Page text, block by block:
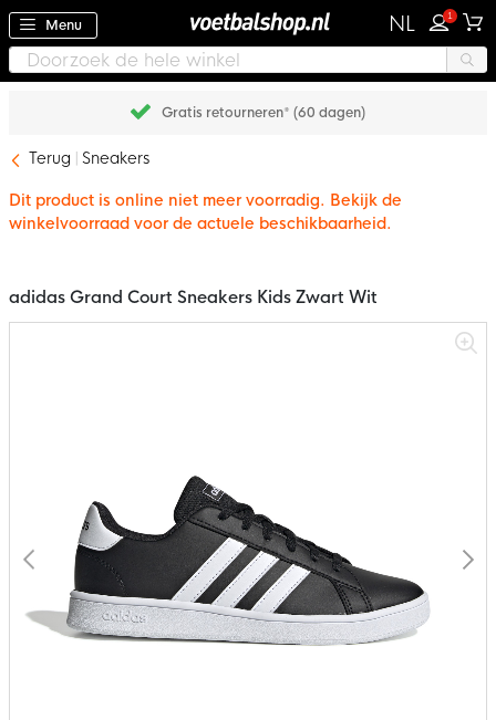
Menu NL 1
Achteraf betalen met Klarna
Terug Sneakers
Dit product is online niet meer voorradig. Bekijk de
winkelvoorraad voor de actuele beschikbaarheid.
adidas Grand Court Sneakers Kids Zwart Wit